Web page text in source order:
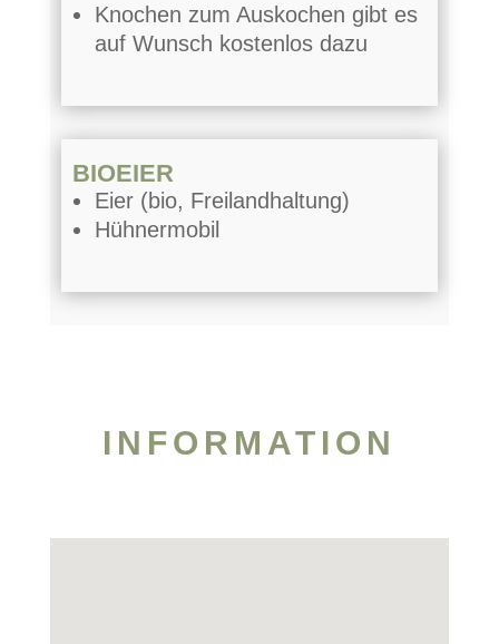
Knochen zum Auskochen gibt es
auf Wunsch kostenlos dazu
BIOEIER
Eier (bio, Freilandhaltung)
Hühnermobil
INFORMATION